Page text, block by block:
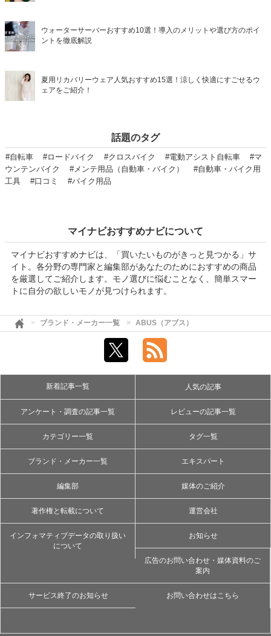
ウォーターサーバーおすすめ10選！導入のメリットや選び方のポイ
ントを徹底解説
夏用リカバリーウェア人気おすすめ15選！涼しく快適にすごせるウ
ェアをご紹介！
話題のタグ
#自転車 #ロードバイク #クロスバイク #電動アシスト自転車
#マ
ウンテンバイク
#メンテ用品（自動車・バイク）
#自動車・バイク用
工具
#口コミ #バイク用品
マイナビおすすめナビについて
マイナビおすすめナビは、「買いたいものがきっと見つかる」サ
イト。各分野の専門家と編集部があなたのためにおすすめの商品
を厳選してご紹介します。モノ選びに悩むことなく、簡単スマー
トに自分の欲しいモノが見つけられます。
ブランド・メーカー一覧 ABUS（アブス）
新着記事一覧 人気の記事
アンケート・調査の記事一覧 レビューの記事一覧
カテゴリー一覧 タグ一覧
ブランド・メーカー一覧 エキスパート
編集部 媒体のご紹介
著作権と転載について 運営会社
インフォマティブデータの取り扱い
について
お知らせ
広告のお問い合わせ・媒体資料のご
案内
サービス終了のお知らせ お問い合わせはこちら